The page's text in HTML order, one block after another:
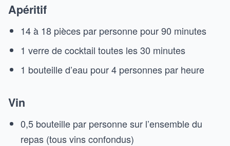
Apéritif
14 à 18 pièces par personne pour 90 minutes
1 verre de cocktail toutes les 30 minutes
1 bouteille d’eau pour 4 personnes par heure
Vin
0,5 bouteille par personne sur l’ensemble du
repas (tous vins confondus)